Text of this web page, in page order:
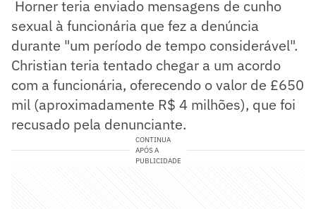
Horner teria enviado mensagens de cunho
sexual à funcionária que fez a denúncia
durante "um período de tempo considerável".
Christian teria tentado chegar a um acordo
com a funcionária, oferecendo o valor de £650
mil (aproximadamente R$ 4 milhões), que foi
recusado pela denunciante.
CONTINUA
APÓS A
PUBLICIDADE